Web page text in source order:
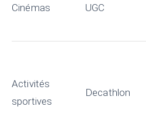
Cinémas UGC
Activités
sportives
Decathlon